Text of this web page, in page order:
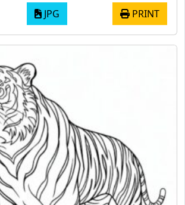
JPG PRINT